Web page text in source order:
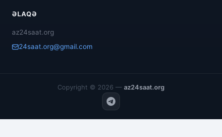
ƏLAQƏ
az24saat.org
24saat.org@gmail.com
Copyright © 2026 — az24saat.org